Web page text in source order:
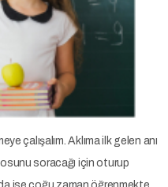
çalışalım. Aklıma ilk gelen anı
soracağı için oturup